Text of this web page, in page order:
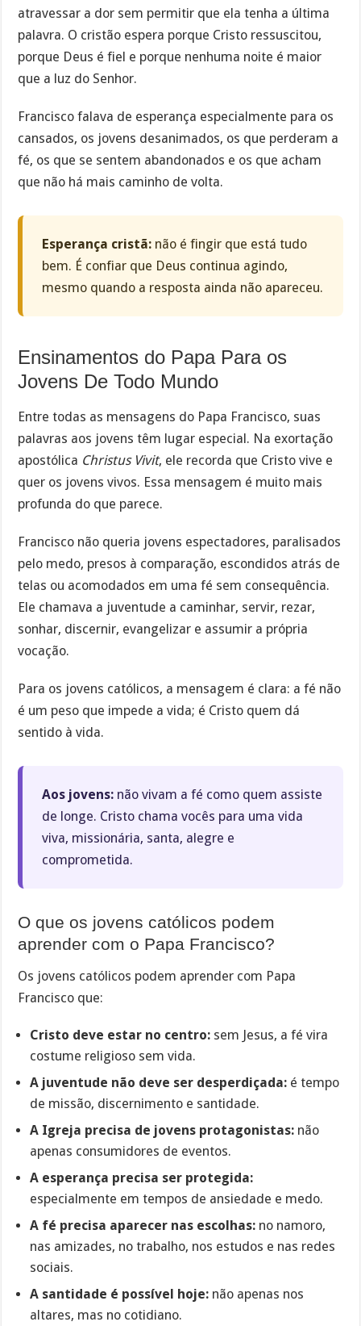
atravessar a dor sem permitir que ela tenha a última
palavra. O cristão espera porque Cristo ressuscitou,
porque Deus é fiel e porque nenhuma noite é maior
que a luz do Senhor.
Francisco falava de esperança especialmente para os
cansados, os jovens desanimados, os que perderam a
fé, os que se sentem abandonados e os que acham
que não há mais caminho de volta.
Esperança cristã: não é fingir que está tudo
bem. É confiar que Deus continua agindo,
mesmo quando a resposta ainda não apareceu.
Ensinamentos do Papa Para os
Jovens De Todo Mundo
Entre todas as mensagens do Papa Francisco, suas
palavras aos jovens têm lugar especial. Na exortação
apostólica Christus Vivit, ele recorda que Cristo vive e
quer os jovens vivos. Essa mensagem é muito mais
profunda do que parece.
Francisco não queria jovens espectadores, paralisados
pelo medo, presos à comparação, escondidos atrás de
telas ou acomodados em uma fé sem consequência.
Ele chamava a juventude a caminhar, servir, rezar,
sonhar, discernir, evangelizar e assumir a própria
vocação.
Para os jovens católicos, a mensagem é clara: a fé não
é um peso que impede a vida; é Cristo quem dá
sentido à vida.
Aos jovens: não vivam a fé como quem assiste
de longe. Cristo chama vocês para uma vida
viva, missionária, santa, alegre e
comprometida.
O que os jovens católicos podem
aprender com o Papa Francisco?
Os jovens católicos podem aprender com Papa
Francisco que:
Cristo deve estar no centro: sem Jesus, a fé vira
costume religioso sem vida.
A juventude não deve ser desperdiçada: é tempo
de missão, discernimento e santidade.
A Igreja precisa de jovens protagonistas: não
apenas consumidores de eventos.
A esperança precisa ser protegida:
especialmente em tempos de ansiedade e medo.
A fé precisa aparecer nas escolhas: no namoro,
nas amizades, no trabalho, nos estudos e nas redes
sociais.
A santidade é possível hoje: não apenas nos
altares, mas no cotidiano.